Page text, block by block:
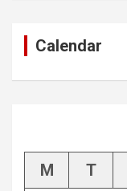
Calendar
M
T